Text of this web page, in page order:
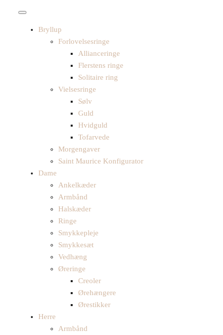
Bryllup
Forlovelsesringe
Allianceringe
Flerstens ringe
Solitaire ring
Vielsesringe
Sølv
Guld
Hvidguld
Tofarvede
Morgengaver
Saint Maurice Konfigurator
Dame
Ankelkæder
Armbånd
Halskæder
Ringe
Smykkepleje
Smykkesæt
Vedhæng
Øreringe
Creoler
Ørehængere
Ørestikker
Herre
Armbånd